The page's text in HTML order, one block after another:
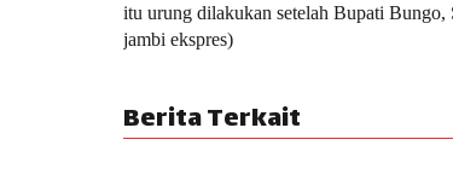
itu urung dilakukan setelah Bupati Bungo,
jambi ekspres)
Berita Terkait